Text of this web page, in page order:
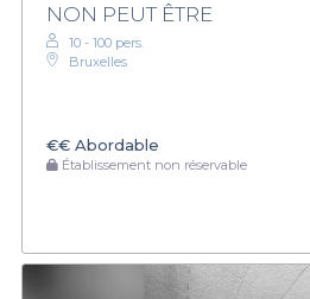
NON PEUT ÊTRE
10 - 100 pers.
Bruxelles
€€ Abordable
Établissement non réservable